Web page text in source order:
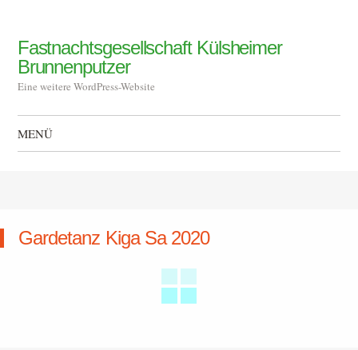
Fastnachtsgesellschaft Külsheimer
Brunnenputzer
Eine weitere WordPress-Website
MENÜ
Gardetanz Kiga Sa 2020